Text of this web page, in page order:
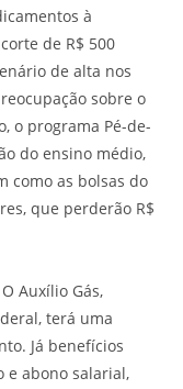
à
de R$ 500
de alta nos
sobre o
o programa Pé-de-
do ensino médio,
como as bolsas do
que perderão R$
Auxílio Gás,
terá uma
Já benefícios
e abono salarial,